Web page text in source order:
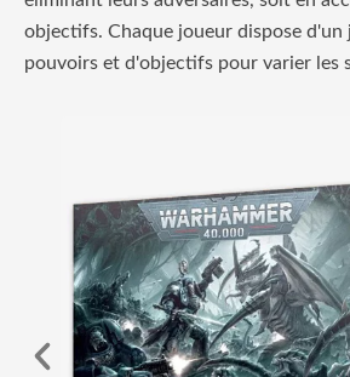
objectifs. Chaque joueur dispose d'un
pouvoirs et d'objectifs pour varier les